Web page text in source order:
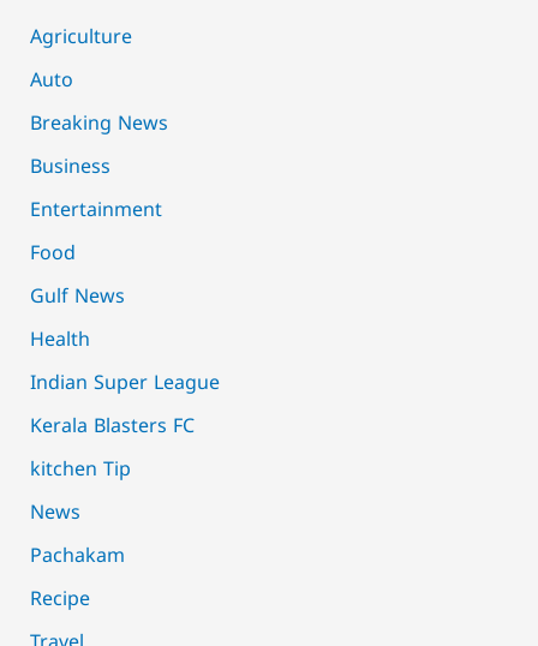
Agriculture
Auto
Breaking News
Business
Entertainment
Food
Gulf News
Health
Indian Super League
Kerala Blasters FC
kitchen Tip
News
Pachakam
Recipe